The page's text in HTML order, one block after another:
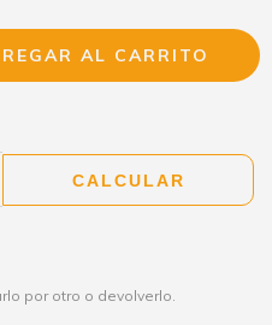
CALCULAR
por otro o devolverlo.